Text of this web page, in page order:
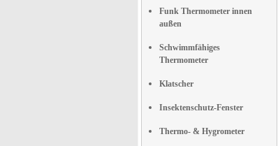
Funk Thermometer innen
außen
Schwimmfähiges
Thermometer
Klatscher
Insektenschutz-Fenster
Thermo- & Hygrometer